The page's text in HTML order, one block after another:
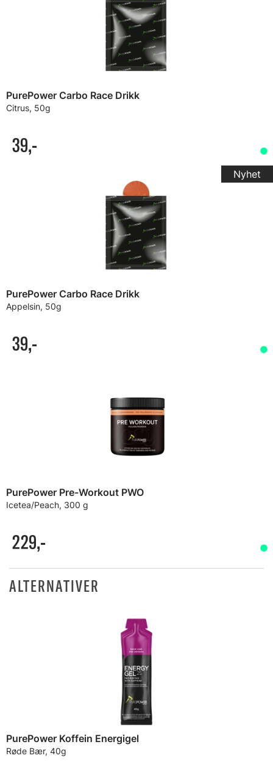
PurePower Carbo Race Drikk
Citrus, 50g
39,-
PurePower Carbo Race Drikk
Appelsin, 50g
39,-
PurePower Pre-Workout PWO
Icetea/Peach, 300 g
229,-
ALTERNATIVER
PurePower Koffein Energigel
Røde Bær, 40g